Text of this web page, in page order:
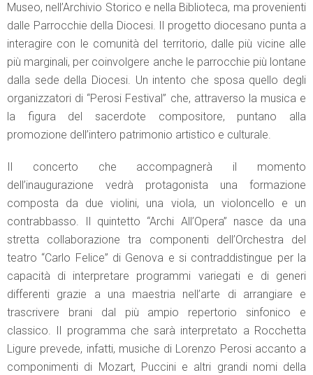
Museo, nell’Archivio Storico e nella Biblioteca, ma provenienti
dalle Parrocchie della Diocesi. Il progetto diocesano punta a
interagire con le comunità del territorio, dalle più vicine alle
più marginali, per coinvolgere anche le parrocchie più lontane
dalla sede della Diocesi. Un intento che sposa quello degli
organizzatori di “Perosi Festival” che, attraverso la musica e
la figura del sacerdote compositore, puntano alla
promozione dell’intero patrimonio artistico e culturale.
Il concerto che accompagnerà il momento
dell’inaugurazione vedrà protagonista una formazione
composta da due violini, una viola, un violoncello e un
contrabbasso. Il quintetto “Archi All’Opera” nasce da una
stretta collaborazione tra componenti dell’Orchestra del
teatro “Carlo Felice” di Genova e si contraddistingue per la
capacità di interpretare programmi variegati e di generi
differenti grazie a una maestria nell’arte di arrangiare e
trascrivere brani dal più ampio repertorio sinfonico e
classico. Il programma che sarà interpretato a Rocchetta
Ligure prevede, infatti, musiche di Lorenzo Perosi accanto a
componimenti di Mozart, Puccini e altri grandi nomi della